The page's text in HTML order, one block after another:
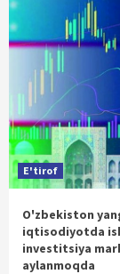
E'tirof
O'zbekiston
iqtisodiyotda
investitsiya
aylanmoqda